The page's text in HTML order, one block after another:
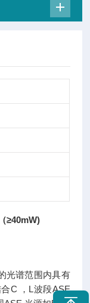
≥40mW)
光谱范围内具有
C ，L波段ASE